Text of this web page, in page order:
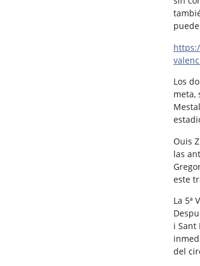
Los
meta,
Ouis
las
este
La 5ª
i Sant
del